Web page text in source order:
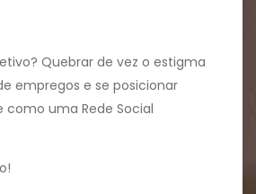
Quebrar de vez o estigma
empregos e se posicionar
uma Rede Social